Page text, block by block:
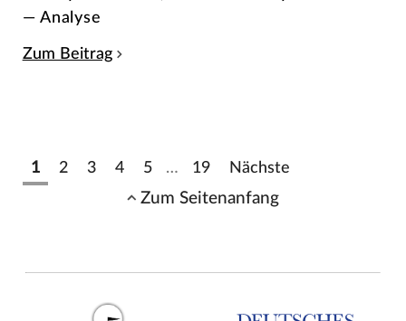
— Analyse
Zum Beitrag
1 2 3 4 5 … 19 Nächste
Zum Seitenanfang